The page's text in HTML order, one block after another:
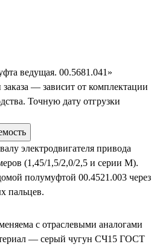
ведущая. 00.5681.041»
— зависит от комплектации
Точную дату отгрузки
электродвигателя привода
(1,45/1,5/2,0/2,5 и серии М).
полумуфтой 00.4521.003 через
пальцев.
с отраслевыми аналогами
— серый чугун СЧ15 ГОСТ